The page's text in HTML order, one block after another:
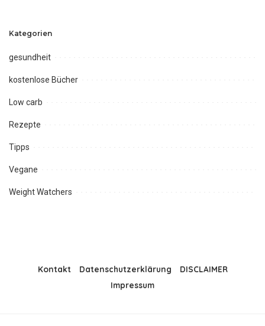
Kategorien
gesundheit
kostenlose Bücher
Low carb
Rezepte
Tipps
Vegane
Weight Watchers
Kontakt Datenschutzerklärung
DISCLAIMER
Impressum